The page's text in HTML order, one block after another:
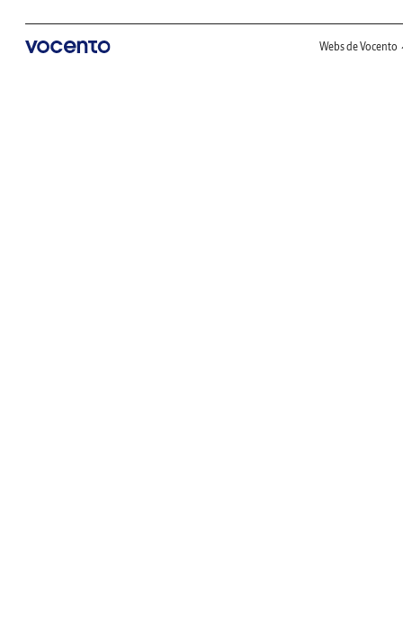
Webs de Vocento